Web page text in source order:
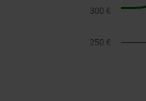
250 €
300 €